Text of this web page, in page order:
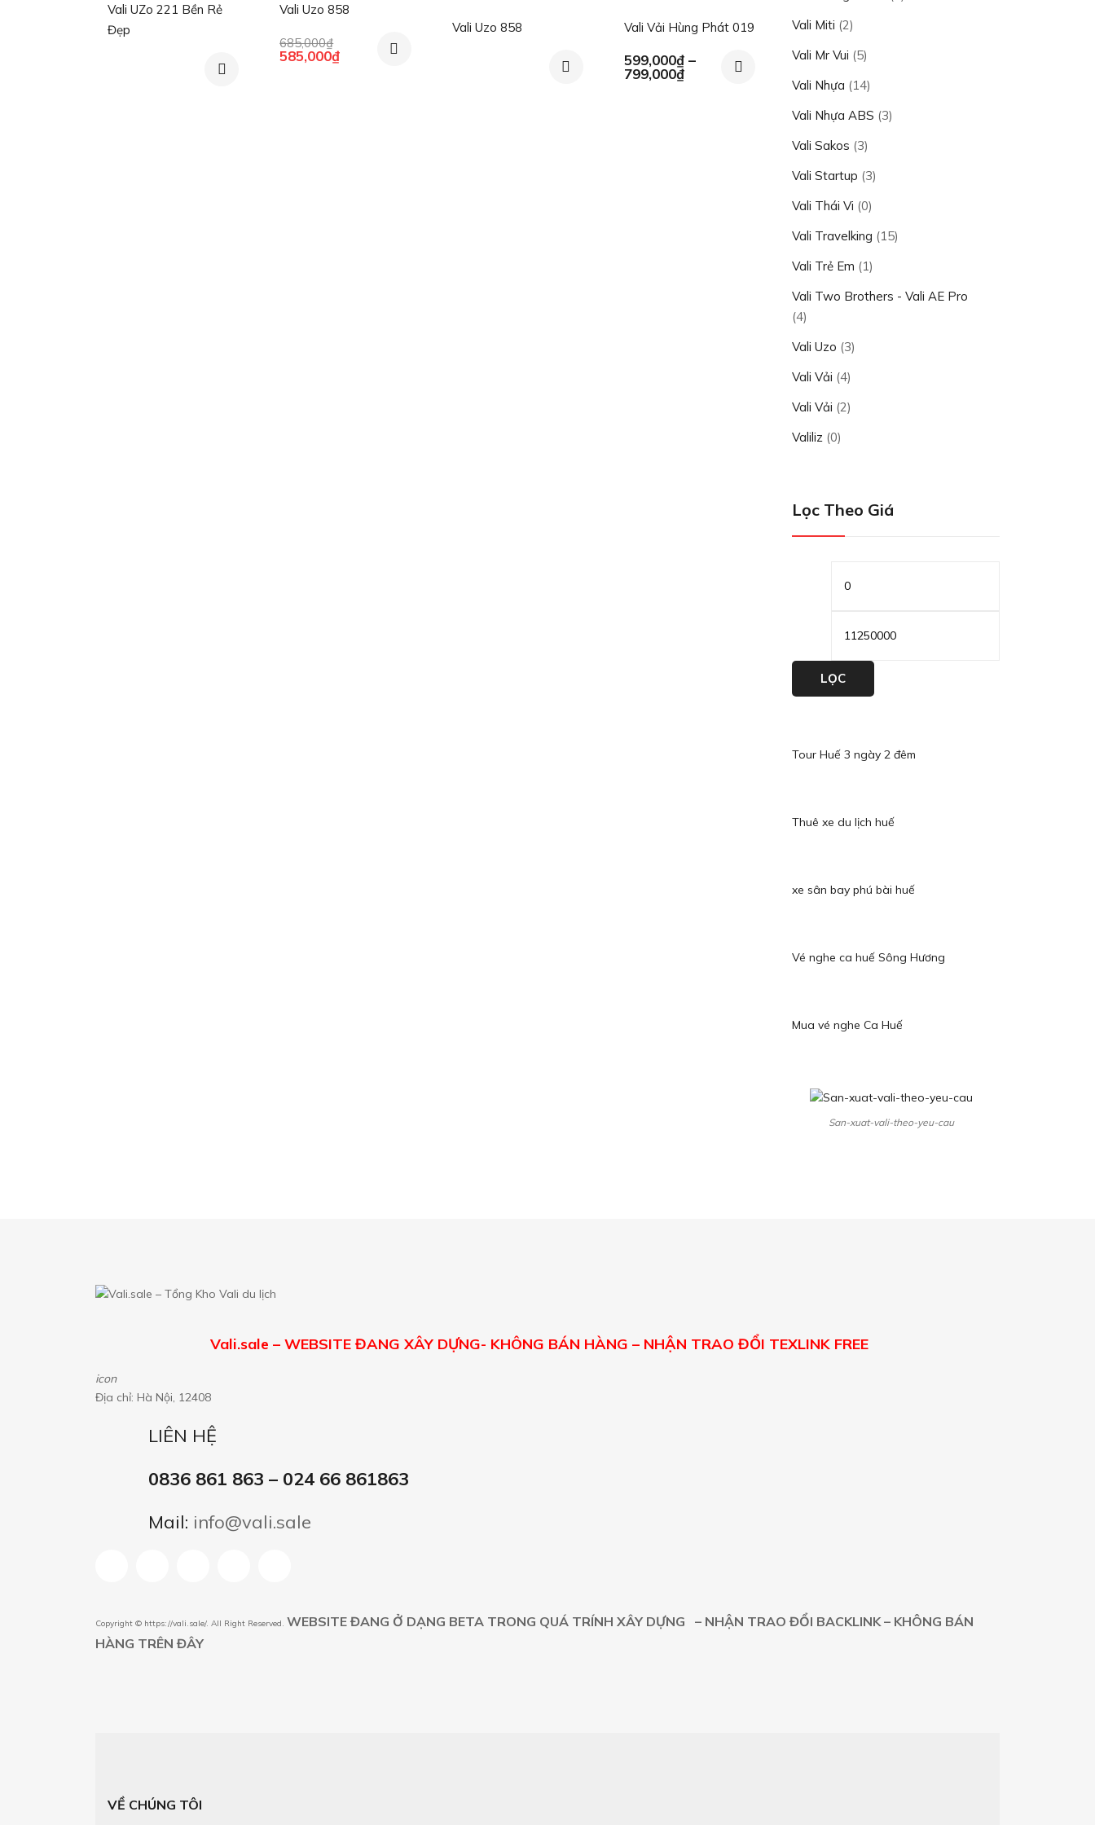
Vali UZo 221 Bền Rẻ
Đẹp
Vali Uzo 858
685,000₫
Giá
585,000₫Giá
Vali Uzo 858 Vali Vải Hùng Phát 019
599,000₫ –
799,000₫Khoảng
giá:
Vali Miti (2)
Vali Mr Vui (5)
Vali Nhựa (14)
Vali Nhựa ABS (3)
Vali Sakos (3)
Vali Startup (3)
Vali Thái Vi (0)
Vali Travelking (15)
Vali Trẻ Em (1)
Vali Two Brothers - Vali AE Pro
(4)
Vali Uzo (3)
Vali Vải (4)
Vali Vải (2)
Valiliz (0)
Lọc Theo Giá
thiểu
LỌC
Tour Huế 3 ngày 2 đêm
Thuê xe du lịch huế
xe sân bay phú bài huế
Vé nghe ca huế Sông Hương
Mua vé nghe Ca Huế
San-xuat-vali-theo-yeu-cau
Vali.sale – WEBSITE ĐANG XÂY DỰNG- KHÔNG BÁN HÀNG – NHẬN TRAO ĐỔI TEXLINK FREE
icon
Địa chỉ: Hà Nội, 12408
LIÊN HỆ
0836 861 863 – 024 66 861863
Mail: info@vali.sale
Copyright © https://vali.sale/. All Right Reserved. WEBSITE ĐANG Ở DẠNG BETA TRONG QUÁ TRÍNH XÂY DỰNG – NHẬN TRAO ĐỔI BACKLINK – KHÔNG BÁN
HÀNG TRÊN ĐÂY
VỀ CHÚNG TÔI